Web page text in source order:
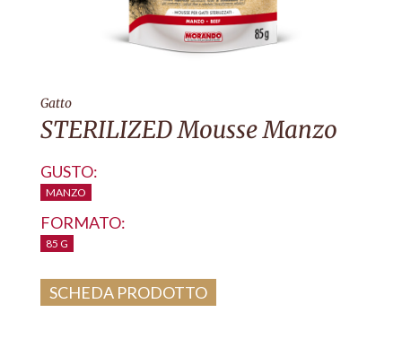
Gatto
STERILIZED Mousse Manzo
GUSTO:
MANZO
FORMATO:
85 G
SCHEDA PRODOTTO